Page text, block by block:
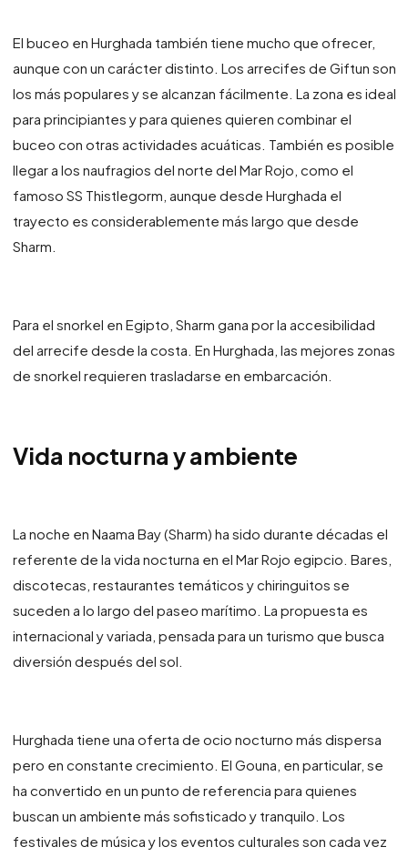
El buceo en Hurghada también tiene mucho que ofrecer,
aunque con un carácter distinto. Los arrecifes de Giftun son
los más populares y se alcanzan fácilmente. La zona es ideal
para principiantes y para quienes quieren combinar el
buceo con otras actividades acuáticas. También es posible
llegar a los naufragios del norte del Mar Rojo, como el
famoso SS Thistlegorm, aunque desde Hurghada el
trayecto es considerablemente más largo que desde
Sharm.
Para el snorkel en Egipto, Sharm gana por la accesibilidad
del arrecife desde la costa. En Hurghada, las mejores zonas
de snorkel requieren trasladarse en embarcación.
Vida nocturna y ambiente
La noche en Naama Bay (Sharm) ha sido durante décadas el
referente de la vida nocturna en el Mar Rojo egipcio. Bares,
discotecas, restaurantes temáticos y chiringuitos se
suceden a lo largo del paseo marítimo. La propuesta es
internacional y variada, pensada para un turismo que busca
diversión después del sol.
Hurghada tiene una oferta de ocio nocturno más dispersa
pero en constante crecimiento. El Gouna, en particular, se
ha convertido en un punto de referencia para quienes
buscan un ambiente más sofisticado y tranquilo. Los
festivales de música y los eventos culturales son cada vez